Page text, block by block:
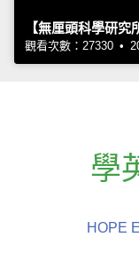
【無厘頭科學研
觀看次數：27330 •
學
HOPE